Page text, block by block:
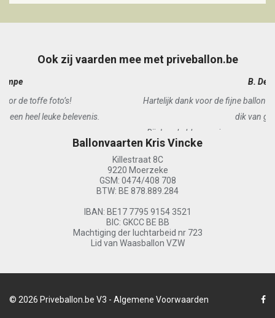
Ook zij vaarden mee met priveballon.be
Hartelijk dank voor de fijne ballonvaart. Iedereen heeft er dubbel en
Bij deze hebben we jouw gegevens al doorgegeven aan vrienden.
Ballonvaarten Kris Vincke
Killestraat 8C
9220 Moerzeke
GSM: 0474/408 708
BTW: BE 878.889.284
IBAN: BE17 7795 9154 3521
BIC: GKCC BE BB
Machtiging der luchtarbeid nr 723